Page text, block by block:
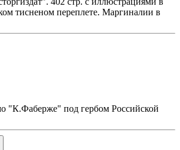
тисненом переплете. Маргиналии в
"К.Фаберже" под гербом Российской